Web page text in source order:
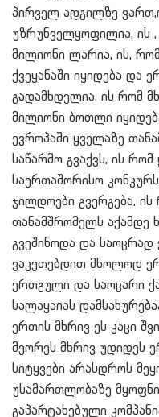
პირველ ადგილზე
უზრუნველყოფილია, ის
მილიონი ლარია, ის,
ქვეყანაში იყიდება და
გადამხდელია, ის რომ
მილიონი ბოთლი
ევროპაში ყველაზე
საწარმო გვაქვს, ის
საერთაშორისო
ჯილდოები გვერგება,
თანამშრომელს აქამდე
გვეშინოდა და საოცრად
ვაკეთებდით მხოლოდ
ერთგული და საოცარი
სალაყაიას
ერთის მხრივ ეს კაცი
მეორეს მხრივ უდიდეს
სიტყვები არასდროს
უსამართლობაზე
გაპარტახებული